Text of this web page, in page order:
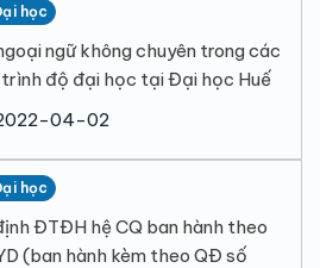
học
ngữ không chuyên trong các
độ đại học tại Đại học Huế
04-02
học
ĐTĐH hệ CQ ban hành theo
(ban hành kèm theo QĐ số